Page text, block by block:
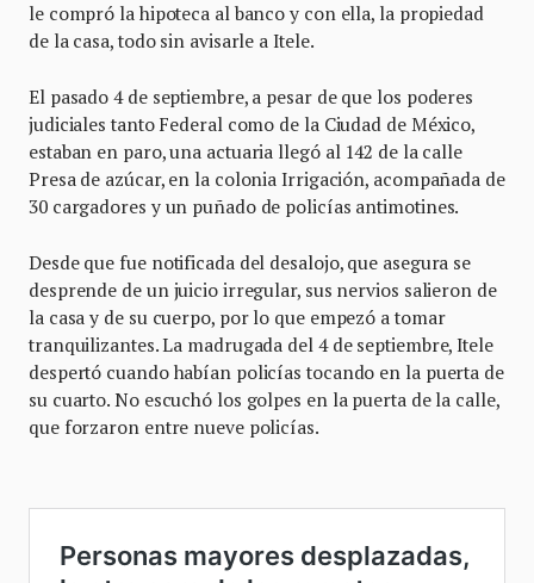
le compró la hipoteca al banco y con ella, la propiedad
de la casa, todo sin avisarle a Itele.
El pasado 4 de septiembre, a pesar de que los poderes
judiciales tanto Federal como de la Ciudad de México,
estaban en paro, una actuaria llegó al 142 de la calle
Presa de azúcar, en la colonia Irrigación, acompañada de
30 cargadores y un puñado de policías antimotines.
Desde que fue notificada del desalojo, que asegura se
desprende de un juicio irregular, sus nervios salieron de
la casa y de su cuerpo, por lo que empezó a tomar
tranquilizantes. La madrugada del 4 de septiembre, Itele
despertó cuando habían policías tocando en la puerta de
su cuarto. No escuchó los golpes en la puerta de la calle,
que forzaron entre nueve policías.